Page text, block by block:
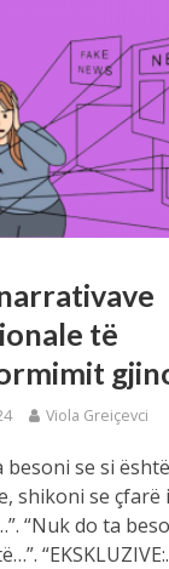
të
Viola Greiçevci
besoni se si
shikoni se çfarë
“Nuk do ta